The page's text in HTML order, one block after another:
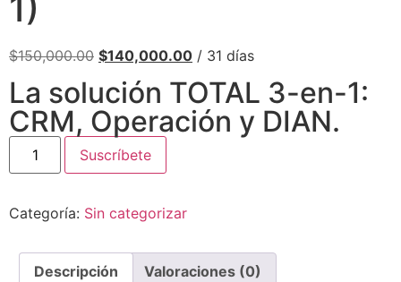
$150,000.00 $140,000.00 / 31 días
La solución TOTAL 3-en-1:
CRM, Operación y DIAN.
Suscríbete
Categoría: Sin categorizar
Descripción Valoraciones (0)